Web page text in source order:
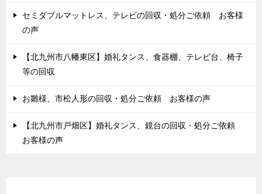
セミダブルマットレス、テレビの回収・処分ご依頼 お客様
の声
【北九州市八幡東区】婚礼タンス、食器棚、テレビ台、椅子
等の回収
お雛様、市松人形の回収・処分ご依頼 お客様の声
【北九州市戸畑区】婚礼タンス、鏡台の回収・処分ご依頼
お客様の声